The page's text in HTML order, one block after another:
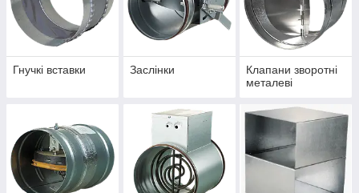
Гнучкі вставки Заслінки
Клапани зворотні
металеві